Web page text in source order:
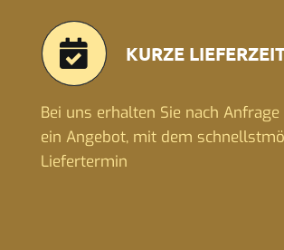
KURZE
Bei uns erhalten Sie nach
ein Angebot, mit dem
Liefertermin